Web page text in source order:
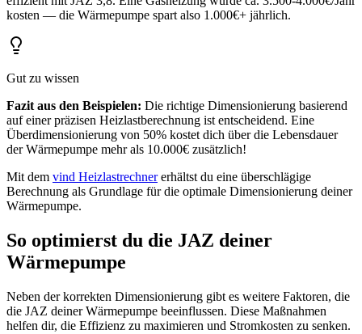
kosten — die Wärmepumpe spart also 1.000€+ jährlich.
Gut zu wissen
Fazit aus den Beispielen: Die richtige Dimensionierung basierend
auf einer präzisen Heizlastberechnung ist entscheidend. Eine
Überdimensionierung von 50% kostet dich über die Lebensdauer
der Wärmepumpe mehr als 10.000€ zusätzlich!
Mit dem vind Heizlastrechner erhältst du eine überschlägige
Berechnung als Grundlage für die optimale Dimensionierung deiner
Wärmepumpe.
So optimierst du die JAZ deiner
Wärmepumpe
Neben der korrekten Dimensionierung gibt es weitere Faktoren, die
die JAZ deiner Wärmepumpe beeinflussen. Diese Maßnahmen
helfen dir, die Effizienz zu maximieren und Stromkosten zu senken.